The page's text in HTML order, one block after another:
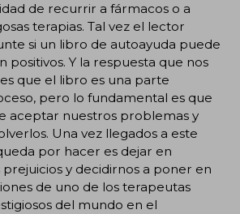
de recurrir a fármacos o a
terapias. Tal vez el lector
si un libro de autoayuda puede
positivos. Y la respuesta que nos
que el libro es una parte
pero lo fundamental es que
aceptar nuestros problemas y
Una vez llegados a este
por hacer es dejar en
y decidirnos a poner en
de uno de los terapeutas
del mundo en el